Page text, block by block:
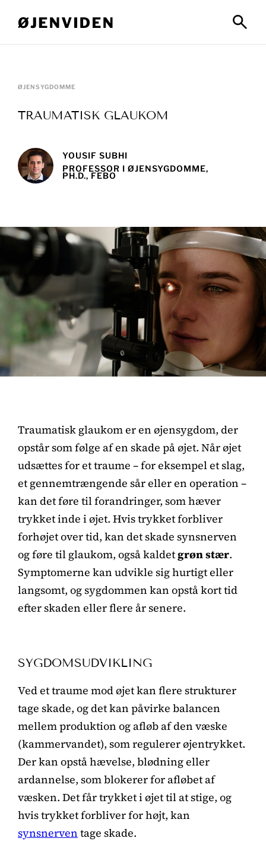
ØJENSYGDOMME
TRAUMATISK GLAUKOM
YOUSIF SUBHI
PROFESSOR I ØJENSYGDOMME,
PH.D., FEBO
Traumatisk glaukom er en øjensygdom, der
opstår som følge af en skade på øjet. Når øjet
udsættes for et traume – for eksempel et slag,
et gennemtrængende sår eller en operation –
kan det føre til forandringer, som hæver
trykket inde i øjet. Hvis trykket forbliver
forhøjet over tid, kan det skade synsnerven
og føre til glaukom, også kaldetgrøn stær.
Symptomerne kan udvikle sig hurtigt eller
langsomt, og sygdommen kan opstå kort tid
efter skaden eller flere år senere.
SYGDOMSUDVIKLING
Ved et traume mod øjet kan flere strukturer
tage skade, og det kan påvirke balancen
mellem produktion og afløb af den væske
(kammervandet), som regulerer øjentrykket.
Der kan opstå hævelse, blødning eller
ardannelse, som blokerer for afløbet af
væsken. Det får trykket i øjet til at stige, og
hvis trykket forbliver for højt, kan
synsnerven tage skade.